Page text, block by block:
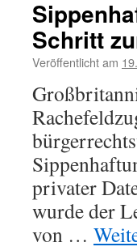
Schritt
Veröffentlicht am
privater
wurde der
von …